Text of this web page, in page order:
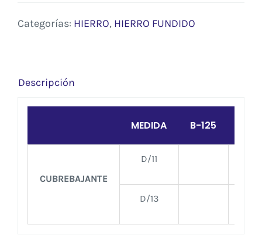
Categorías: HIERRO, HIERRO FUNDIDO
Descripción
MEDIDA B-125
CUBREBAJANTE
D/11
D/13